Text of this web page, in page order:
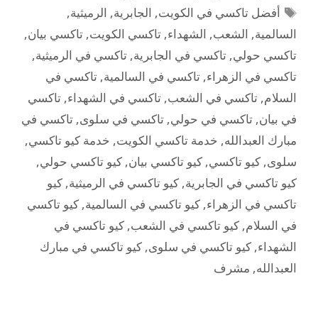
أفضل تاكسي في الكويت, الجابرية, الرميثية,
السالمية, الشعب, الشهداء, تاكسي الكويت, تاكسي بيان,
تاكسي حولي, تاكسي في الجابرية, تاكسي في الرميثية,
تاكسي في الزهراء, تاكسي في السالمية, تاكسي في
السلام, تاكسي في الشعب, تاكسي في الشهداء, تاكسي
في بيان, تاكسي في حولي, تاكسي في سلوى, تاكسي في
مبارك العبدالله, خدمة تاكسي الكويت, خدمة كيو تاكسي,
سلوى, كيو تاكسي, كيو تاكسي بيان, كيو تاكسي حولي,
كيو تاكسي في الجابرية, كيو تاكسي في الرميثية, كيو
تاكسي في الزهراء, كيو تاكسي في السالمية, كيو تاكسي
في السلام, كيو تاكسي في الشعب, كيو تاكسي في
الشهداء, كيو تاكسي في سلوى, كيو تاكسي في مبارك
العبدالله, مشرف